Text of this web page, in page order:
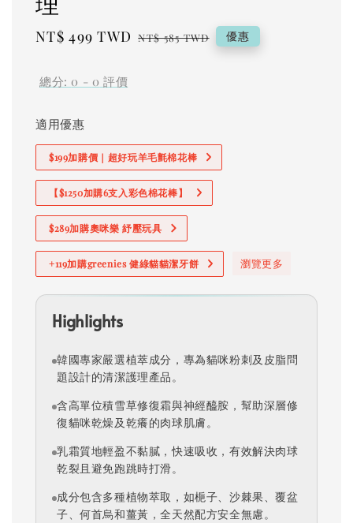
Sale
NT$ 499 TWD Regular
NT$ 585 TWD 優惠
總分: 0 - 0 評價
適用優惠
$199加購價｜超好玩羊毛氈棉花棒
【$1250加購6支入彩色棉花棒】
$289加購奧咪樂 紓壓玩具
+119加購greenies 健綠貓貓潔牙餅 瀏覽更多
Highlights
韓國專家嚴選植萃成分，專為貓咪粉刺及皮脂問
題設計的清潔護理產品。
含高單位積雪草修復霜與神經醯胺，幫助深層修
復貓咪乾燥及乾癢的肉球肌膚。
乳霜質地輕盈不黏膩，快速吸收，有效解決肉球
乾裂且避免跑跳時打滑。
成分包含多種植物萃取，如梔子、沙棘果、覆盆
子、何首烏和薑黃，全天然配方安全無慮。